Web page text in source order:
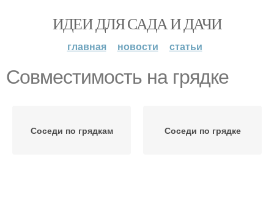
ИДЕИ ДЛЯ САДА И ДАЧИ
главная новости статьи
Совместимость на грядке
Соседи по грядкам Соседи по грядке